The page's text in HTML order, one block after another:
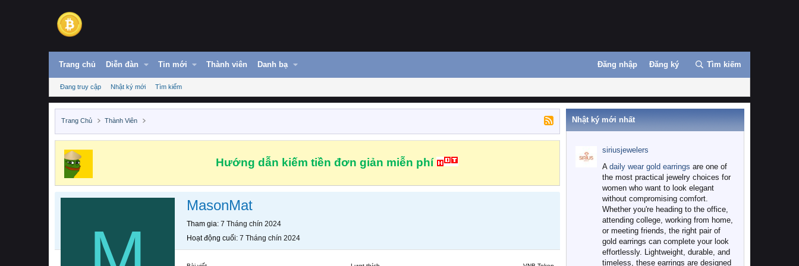
Trang chủ Diễn đàn Tin mới Thành viên Danh bạ Đăng nhập Đăng ký Tìm kiếm
Đang truy cập Nhật ký mới Tìm kiếm
Trang Chủ Thành Viên
Hướng dẫn kiếm tiền đơn giản miễn phí
MasonMat
Tham gia 7 Tháng chín 2024
Hoạt động cuối 7 Tháng chín 2024
Nhật ký mới nhất
siriusjewelers
A daily wear gold earrings are one of
the most practical jewelry choices for
women who want to look elegant
without compromising comfort.
Whether you're heading to the office,
attending college, working from home,
or meeting friends, the right pair of
gold earrings can complete your look
effortlessly. Lightweight, durable, and
timeless, these earrings are designed